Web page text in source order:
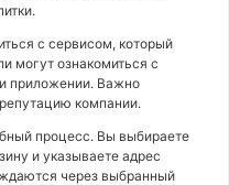
с сервисом, который
могут ознакомиться с
приложении. Важно
компании.
процесс. Вы выбираете
и указываете адрес
через выбранный